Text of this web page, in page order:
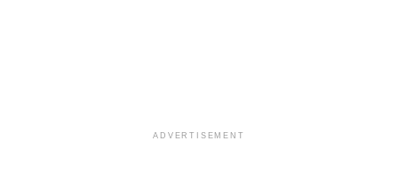
ADVERTISEMENT